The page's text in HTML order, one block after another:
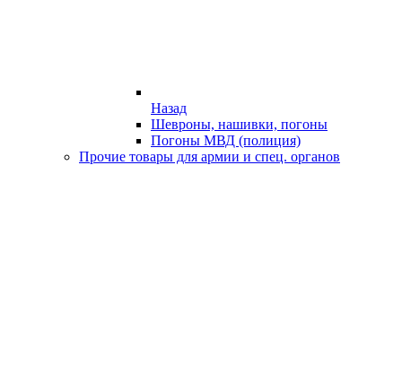
Назад
Шевроны, нашивки, погоны
Погоны МВД (полиция)
Прочие товары для армии и спец. органов